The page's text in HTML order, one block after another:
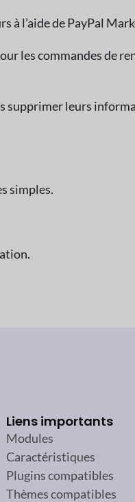
à l’aide de PayPal
les commandes de
supprimer leurs
simples.
Liens importants
Modules
Caractéristiques
Plugins compatibles
Thèmes compatibles